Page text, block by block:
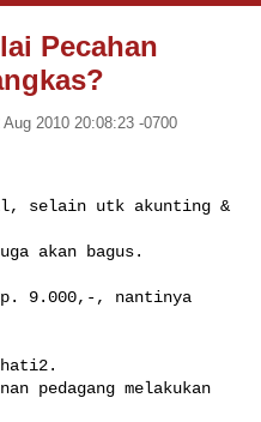
Pecahan
Aug 2010 20:08:23 -0700
selain utk akunting &
akan bagus.
9.000,-, nantinya
hati2.
pedagang melakukan